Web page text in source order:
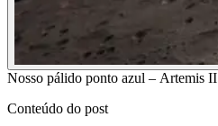
Nosso pálido ponto azul – Artemis II
Conteúdo do post